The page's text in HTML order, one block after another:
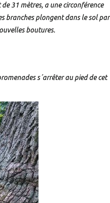
31 mètres, a une circonférence
branches plongent dans le sol par
boutures.
s´arrêter au pied de cet